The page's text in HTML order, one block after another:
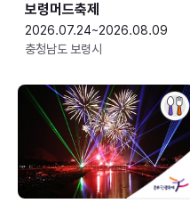
보령머드축제
2026.07.24~2026.08.09
충청남도 보령시